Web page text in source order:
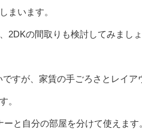
まいます。
2DKの間取りも検討してみましょ
すが、家賃の手ごろさとレイア
。
と自分の部屋を分けて使えます